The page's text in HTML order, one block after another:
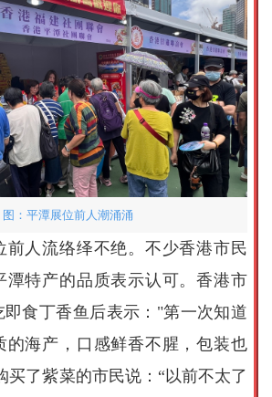
图：平潭展位前人潮涌涌
前人流络绎不绝。不少香港市民
潭特产的品质表示认可。香港市
即食丁香鱼后表示："第一次知道
的海产，口感鲜香不腥，包装也
买了紫菜的市民说：“以前不太了